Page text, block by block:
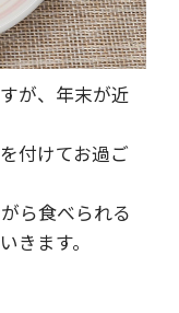
が、年末が近
付けてお過ご
ら食べられる
きます。